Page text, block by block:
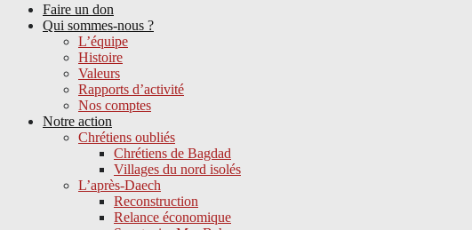
Faire un don
Qui sommes-nous ?
L’équipe
Histoire
Valeurs
Rapports d’activité
Nos comptes
Notre action
Chrétiens oubliés
Chrétiens de Bagdad
Villages du nord isolés
L’après-Daech
Reconstruction
Relance économique